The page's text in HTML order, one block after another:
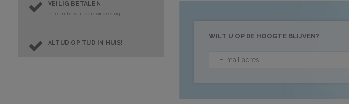
VEILIG BETALEN
In een beveiligde omgeving
ALTIJD OP TIJD IN HUIS!
WILT U OP DE HOOGTE BLIJVEN?